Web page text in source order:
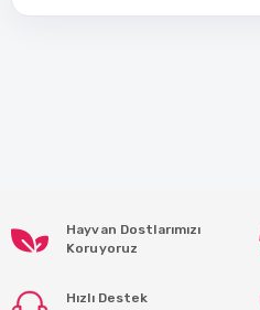
Hayvan Dostlarımızı
Koruyoruz
Hızlı Destek